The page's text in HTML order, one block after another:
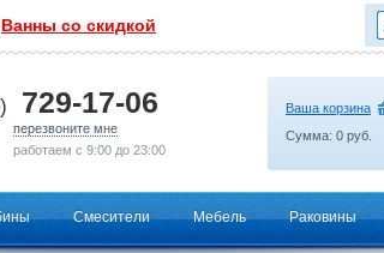
Ванны со скидкой
729-17-06
перезвоните мне
работаем с 9:00 до 23:00
Ваша корзина
Сумма: 0 руб.
Смесители Мебель Раковины